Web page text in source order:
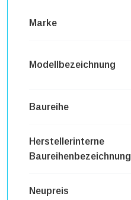
Marke
Modellbezeichnung
Baureihe
Herstellerinterne
Baureihenbezeichnung
Neupreis